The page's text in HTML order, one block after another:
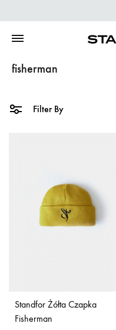
fisherman
Filter By
Standfor Żółta Czapka
Fisherman